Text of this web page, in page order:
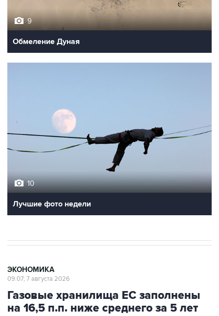
9
Обмеление Дуная
10
Лучшие фото недели
ЭКОНОМИКА
09:07, 7 августа 2026
Газовые хранилища ЕС заполнены
на 16,5 п.п. ниже среднего за 5 лет